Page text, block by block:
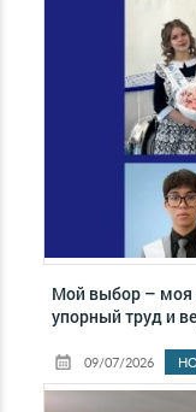
Мой выбор – моя
упорный труд и
09/07/2026